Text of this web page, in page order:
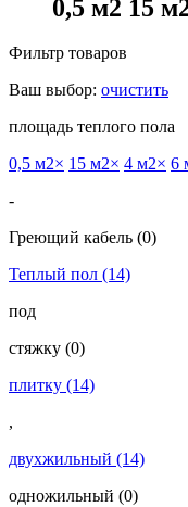
0,5 м2 15
Фильтр товаров
Ваш выбор: очистить
площадь теплого пола
0,5 м2× 15 м2× 4 м2× 6
-
Греющий кабель (0)
Теплый пол (14)
под
cтяжку (0)
плитку (14)
,
двухжильный (14)
одножильный (0)